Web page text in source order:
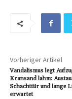
Vorheriger Artikel
Vandalismus legt
Kransand lahm:
Schachttür und lange
erwartet